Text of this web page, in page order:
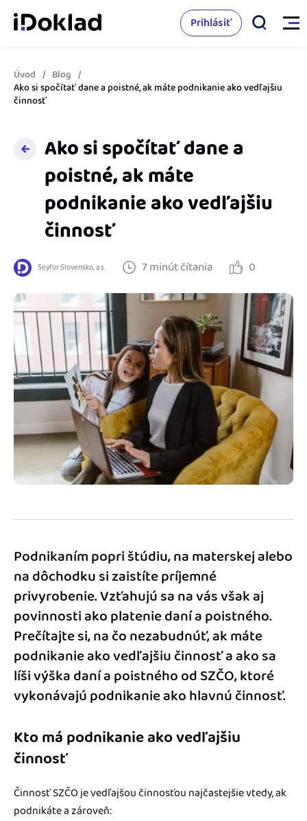
Vlastnosti
Správa kontaktov
Sledovanie cashflow
Spolupráca s účtovníkom
Katalóg doplnkov
Vzdelanie
Nápoveda
Ako sa vyznať vo fakturácii
Blog
Podnikateľský servis
Spýtajte sa nás
Vyskúšať zadarmo
Prihlásiť
Úvod
Blog
Ako si spočítať dane a poistné, ak máte podnikanie ako vedľajšiu
činnosť
Ako si spočítať dane a
poistné, ak máte
podnikanie ako vedľajšiu
činnosť
Seyfor Slovensko, a.s. 7 minút čítania 0
Podnikaním popri štúdiu, na materskej alebo
na dôchodku si zaistíte príjemné
privyrobenie. Vzťahujú sa na vás však aj
povinnosti ako platenie daní a poistného.
Prečítajte si, na čo nezabudnúť, ak máte
podnikanie ako vedľajšiu činnosť a ako sa
líši výška daní a poistného od SZČO, ktoré
vykonávajú podnikanie ako hlavnú činnosť.
Kto má podnikanie ako vedľajšiu
činnosť
Činnosť SZČO je vedľajšou činnosťou najčastejšie vtedy, ak
podnikáte a zároveň: